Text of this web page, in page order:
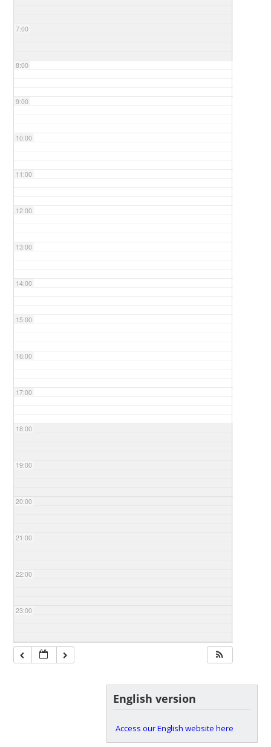
7:00
8:00
9:00
10:00
11:00
12:00
13:00
14:00
15:00
16:00
17:00
18:00
19:00
20:00
21:00
22:00
23:00
English version
Access our English website here